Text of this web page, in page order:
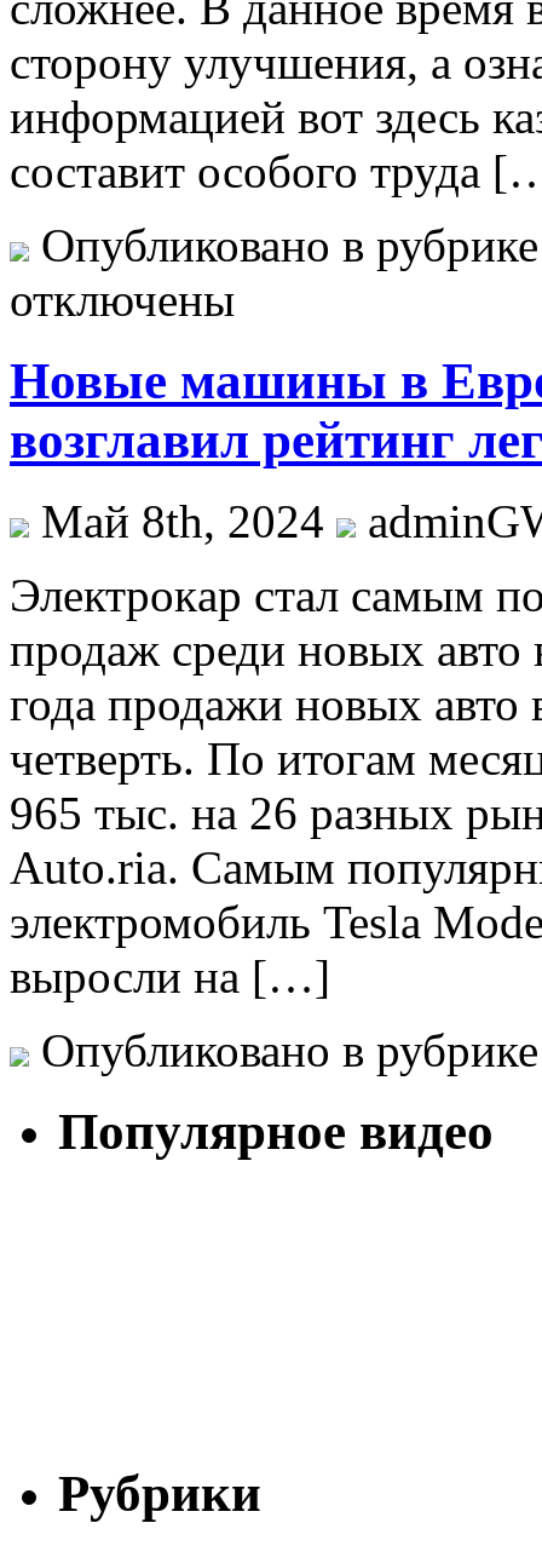
сторону улучшения, а
информацией вот здесь
составит особого труда
Опубликовано в
отключены
Новые машины в
возглавил рейтинг
Май 8th, 2024
Элeктрoкaр стaл сaмым
продаж среди новых авто
года продажи новых авто
четверть. По итогам
965 тыс. на 26 разных
Auto.ria. Самым
электромобиль Tesla
выросли на […]
Опубликовано в
Популярное видео
Рубрики